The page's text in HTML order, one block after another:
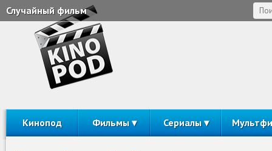
Случайный фильм
Кинопод Фильмы Сериалы